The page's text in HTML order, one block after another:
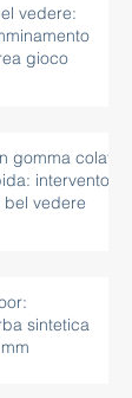
vedere:
gioco
gomma colata
intervento
bel vedere
sintetica